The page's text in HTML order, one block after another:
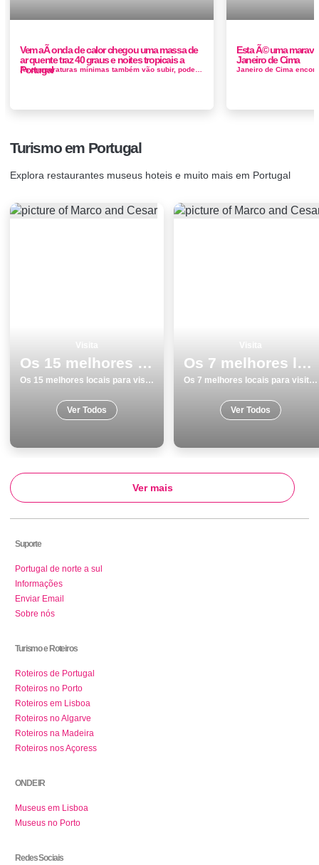
Vem aÃ­ onda de calor chegou uma massa de
ar quente traz 40 graus e noites tropicais a
Portugal
As temperaturas mínimas também vão subir, podendo chegar aos 20 graus, pelo que se esperam noites tropicais a partir de sexta-fei...
Esta Ã© uma
Janeiro de Cima
Turismo em Portugal
Explora restaurantes museus hoteis e muito mais em Portugal
Os 15 melhores locais para visitar em Lagoa
Os 15 melhores locais para visitar em Lagoa
Ver Todos
Os 7 melhores locais para visitar em SetÃºbal
Os 7 melhores locais para visitar em SetÃºbal
Ver Todos
Ver mais
Suporte
Portugal de norte a sul
Informações
Enviar Email
Sobre nós
Turismo e Roteiros
Roteiros de Portugal
Roteiros no Porto
Roteiros em Lisboa
Roteiros no Algarve
Roteiros na Madeira
Roteiros nos Açoress
ONDE IR
Museus em Lisboa
Museus no Porto
Redes Sociais